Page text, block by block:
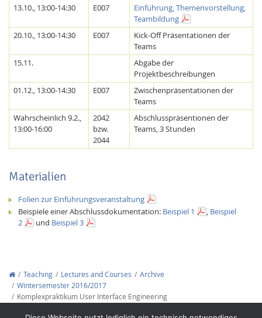
Lab Dresden
13.10., 13:00-14:30 E007
Einführung, Themenvorstellung,
Teambildung
20.10., 13:00-14:30
E007
Kick-Off Präsentationen der
Teams
15.11.
Abgabe der
Projektbeschreibungen
01.12., 13:00-14:30
E007
Zwischenpräsentationen der
Teams
Wahrscheinlich 9.2.,
13:00-16:00
2042
bzw.
2044
Abschlusspräsentionen der
Teams, 3 Stunden
Materialien
Folien zur Einführungsveranstaltung
Beispiele einer Abschlussdokumentation: Beispiel 1 , Beispiel
2
und Beispiel 3
Teaching Lectures and Courses
Archive
Wintersemester 2016/2017
Komplexpraktikum User Interface Engineering